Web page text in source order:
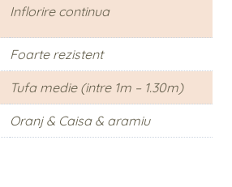
Inflorire continua
Foarte rezistent
Tufa medie (intre 1m – 1.30m)
Oranj & Caisa & aramiu